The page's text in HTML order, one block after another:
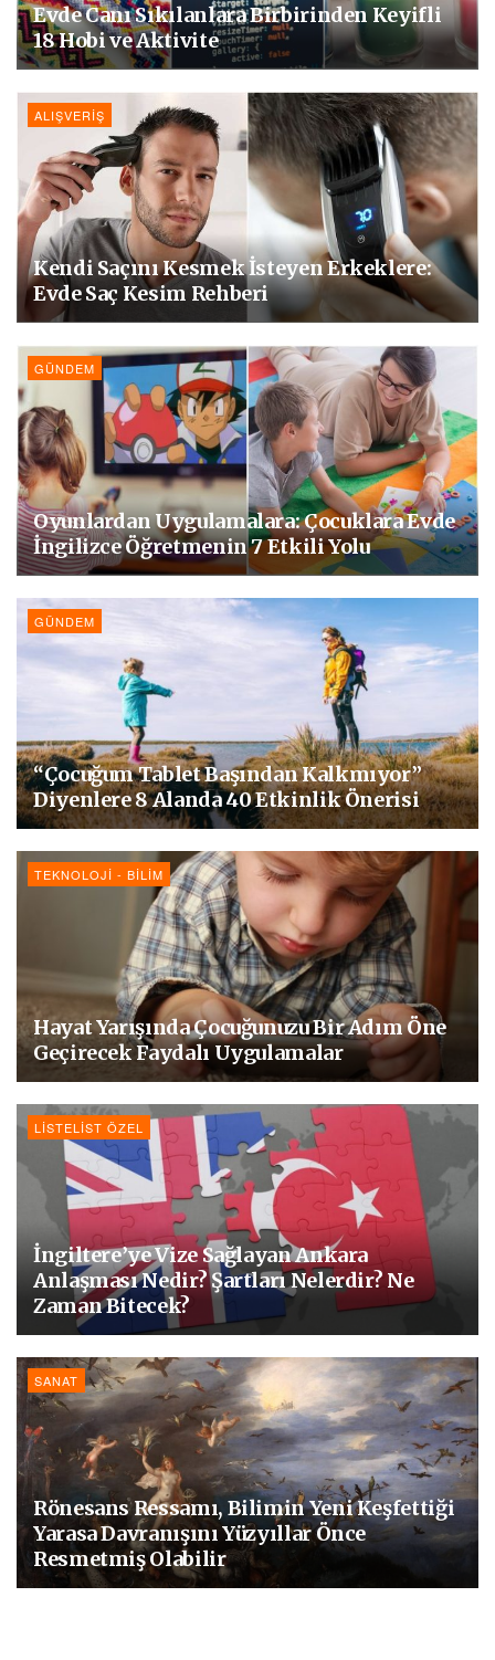
Evde Canı Sıkılanlara Birbirinden Keyifli
18 Hobi ve Aktivite
ALIŞVERIŞ
Kendi Saçını Kesmek İsteyen Erkeklere:
Evde Saç Kesim Rehberi
GÜNDEM
Oyunlardan Uygulamalara: Çocuklara Evde
İngilizce Öğretmenin 7 Etkili Yolu
GÜNDEM
“Çocuğum Tablet Başından Kalkmıyor”
Diyenlere 8 Alanda 40 Etkinlik Önerisi
TEKNOLOJI - BILIM
Hayat Yarışında Çocuğunuzu Bir Adım Öne
Geçirecek Faydalı Uygulamalar
LISTELIST ÖZEL
İngiltere’ye Vize Sağlayan Ankara
Anlaşması Nedir? Şartları Nelerdir? Ne
Zaman Bitecek?
SANAT
Rönesans Ressamı, Bilimin Yeni Keşfettiği
Yarasa Davranışını Yüzyıllar Önce
Resmetmiş Olabilir